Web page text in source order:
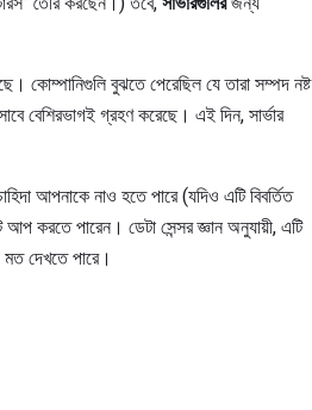
কোম্পানিগুলি বুঝতে পেরেছিল যে তারা সম্পদ নষ্ট
বেশিরভাগই গ্রহণ করেছে। এই দিন, সার্ভার
আপনাকে নাও হতে পারে (যদিও এটি বিবর্তিত
করতে পারেন। ডেটা সেন্সর জ্ঞান অনুযায়ী, এটি
মত দেখতে পারে।